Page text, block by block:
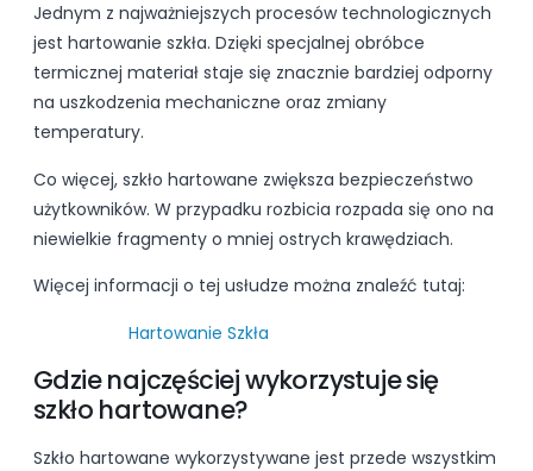
Jednym z najważniejszych procesów technologicznych
jest hartowanie szkła. Dzięki specjalnej obróbce
termicznej materiał staje się znacznie bardziej odporny
na uszkodzenia mechaniczne oraz zmiany
temperatury.
Co więcej, szkło hartowane zwiększa bezpieczeństwo
użytkowników. W przypadku rozbicia rozpada się ono na
niewielkie fragmenty o mniej ostrych krawędziach.
Więcej informacji o tej usłudze można znaleźć tutaj:
Hartowanie Szkła
Gdzie najczęściej wykorzystuje się
szkło hartowane?
Szkło hartowane wykorzystywane jest przede wszystkim